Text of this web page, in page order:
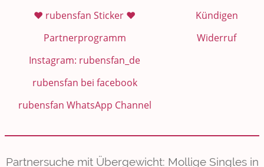
❤️ rubensfan Sticker ❤️
Partnerprogramm
Instagram: rubensfan_de
rubensfan bei facebook
rubensfan WhatsApp Channel
Kündigen
Widerruf
Partnersuche mit Übergewicht: Mollige Singles in